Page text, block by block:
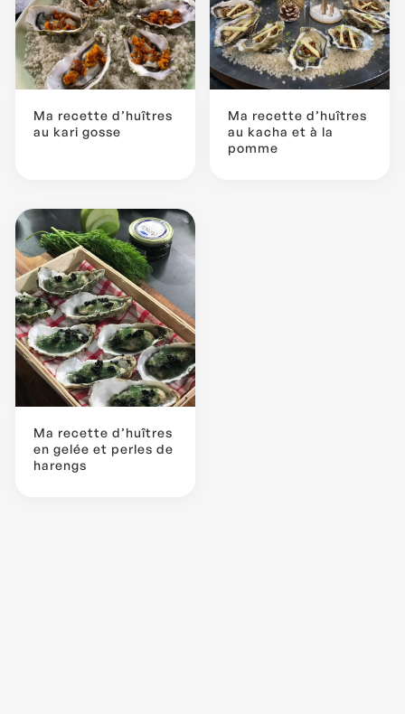
Ma recette d’huîtres
au kari gosse
Ma recette d’huîtres
au kacha et à la
pomme
Ma recette d’huîtres
en gelée et perles de
harengs